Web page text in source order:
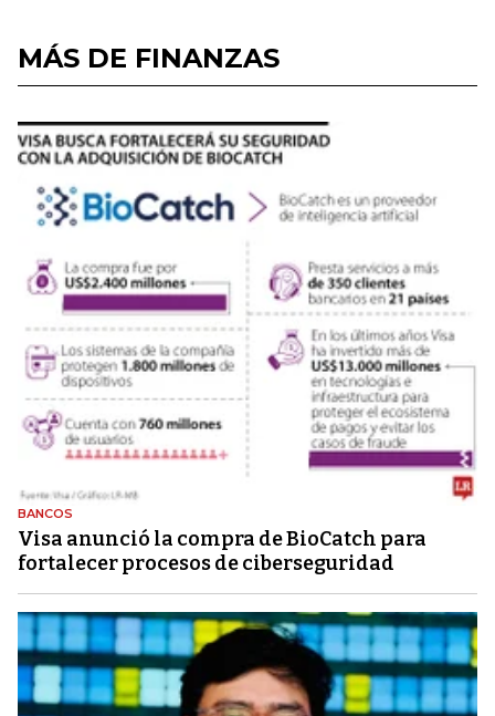
MÁS DE FINANZAS
BANCOS
Visa anunció la compra de BioCatch para
fortalecer procesos de ciberseguridad